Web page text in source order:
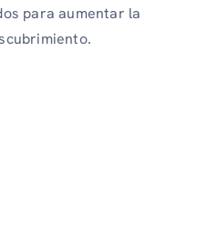
para aumentar la